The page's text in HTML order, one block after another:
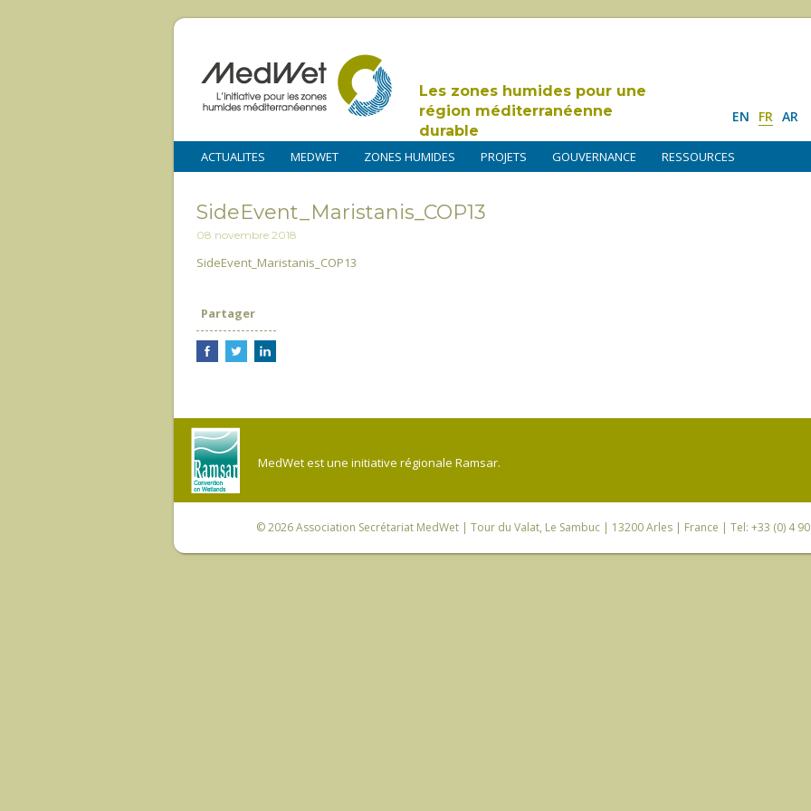
Les zones humides pour une
région méditerranéenne
durable
EN FR AR
ACTUALITES MEDWET ZONES HUMIDES PROJETS GOUVERNANCE RESSOURCES
SideEvent_Maristanis_COP13
08 novembre 2018
SideEvent_Maristanis_COP13
Partager
MedWet est une initiative régionale Ramsar.
© 2026Association Secrétariat MedWet | Tour du Valat, Le Sambuc | 13200 Arles | France | Tel: +33 (0) 4